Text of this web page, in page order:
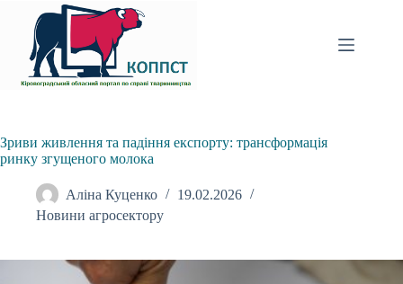
вмісту
Зриви живлення та падіння експорту: трансформація
ринку згущеного молока
Аліна Куценко
19.02.2026
Новини агросектору